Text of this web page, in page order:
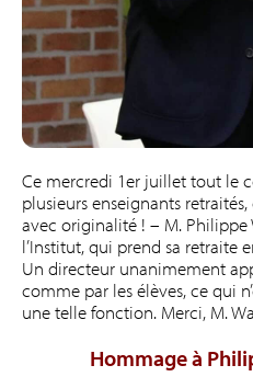
Ce mercredi 1er juillet tout le
plusieurs enseignants
avec originalité ! – M.
l’Institut, qui prend sa retraite
Un directeur unanimement
comme par les élèves, ce qui
une telle fonction. Merci, M.
Hommage à